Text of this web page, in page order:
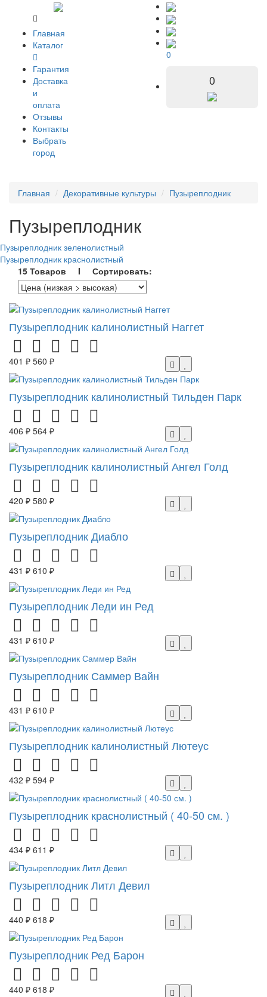
Главная
Каталог
Гарантия
Доставка
и
оплата
Отзывы
Контакты
Выбрать
город
0
0
Главная Декоративные культуры Пузыреплодник
Пузыреплодник
Пузыреплодник зеленолистный
Пузыреплодник краснолистный
15 Товаров I Сортировать:
Пузыреплодник калинолистный Наггет
401 ₽ 560 ₽
Пузыреплодник калинолистный Тильден Парк
406 ₽ 564 ₽
Пузыреплодник калинолистный Ангел Голд
420 ₽ 580 ₽
Пузыреплодник Диабло
431 ₽ 610 ₽
Пузыреплодник Леди ин Ред
431 ₽ 610 ₽
Пузыреплодник Саммер Вайн
431 ₽ 610 ₽
Пузыреплодник калинолистный Лютеус
432 ₽ 594 ₽
Пузыреплодник краснолистный ( 40-50 см. )
434 ₽ 611 ₽
Пузыреплодник Литл Девил
440 ₽ 618 ₽
Пузыреплодник Ред Барон
440 ₽ 618 ₽